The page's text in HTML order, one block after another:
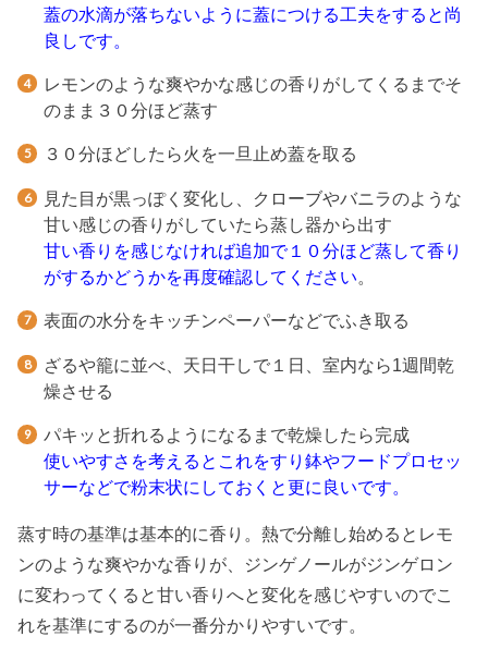
蓋の水滴が落ちないように蓋につける工夫をすると尚
良しです。
レモンのような爽やかな感じの香りがしてくるまでそ
のまま３０分ほど蒸す
３０分ほどしたら火を一旦止め蓋を取る
見た目が黒っぽく変化し、クローブやバニラのような
甘い感じの香りがしていたら蒸し器から出す
甘い香りを感じなければ追加で１０分ほど蒸して香り
がするかどうかを再度確認してください。
表面の水分をキッチンペーパーなどでふき取る
ざるや籠に並べ、天日干しで１日、室内なら1週間乾
燥させる
パキッと折れるようになるまで乾燥したら完成
使いやすさを考えるとこれをすり鉢やフードプロセッ
サーなどで粉末状にしておくと更に良いです。
蒸す時の基準は基本的に香り。熱で分離し始めるとレモ
ンのような爽やかな香りが、ジンゲノールがジンゲロン
に変わってくると甘い香りへと変化を感じやすいのでこ
れを基準にするのが一番分かりやすいです。